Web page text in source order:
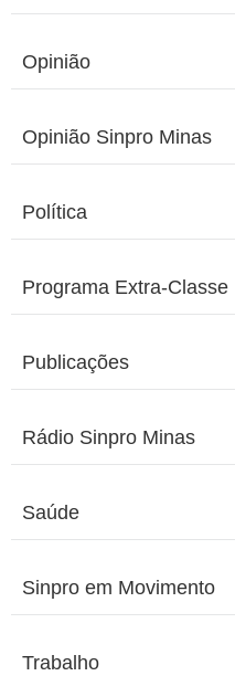
Opinião
Opinião Sinpro Minas
Política
Programa Extra-Classe
Publicações
Rádio Sinpro Minas
Saúde
Sinpro em Movimento
Trabalho